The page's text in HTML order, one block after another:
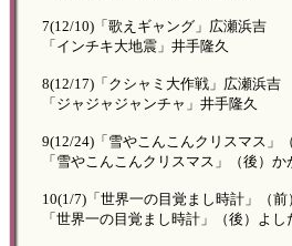
7(12/10)「歌えギャング」広瀬浜吉
「インチキ大地震」井手隆久
8(12/17)「クシャミ大作戦」広瀬浜吉
「ジャジャジャンチャ」井手隆久
9(12/24)「雪やこんこんクリスマス」
「雪やこんこんクリスマス」（後）
10(1/7)「世界一の目覚まし時計」（前
「世界一の目覚まし時計」（後）よし